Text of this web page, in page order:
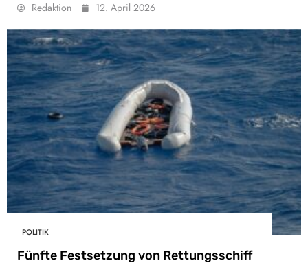
Redaktion 12. April 2026
POLITIK
Fünfte Festsetzung von Rettungsschiff